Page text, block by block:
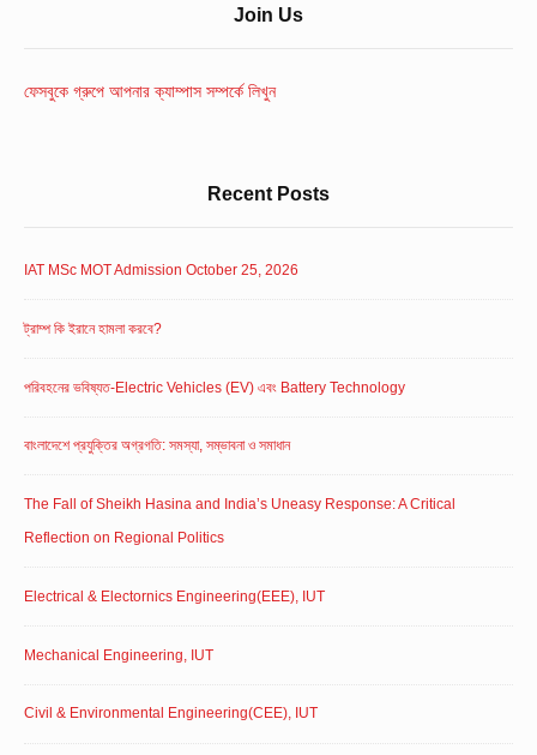
Area
Join Us
ফেসবুকে গ্রুপে আপনার ক্যাম্পাস সম্পর্কে লিখুন
Recent Posts
IAT MSc MOT Admission October 25, 2026
ট্রাম্প কি ইরানে হামলা করবে?
পরিবহনের ভবিষ্যত-Electric Vehicles (EV) এবং Battery Technology
বাংলাদেশে প্রযুক্তির অগ্রগতি: সমস্যা, সম্ভাবনা ও সমাধান
The Fall of Sheikh Hasina and India’s Uneasy Response: A Critical
Reflection on Regional Politics
Electrical & Electornics Engineering(EEE), IUT
Mechanical Engineering, IUT
Civil & Environmental Engineering(CEE), IUT